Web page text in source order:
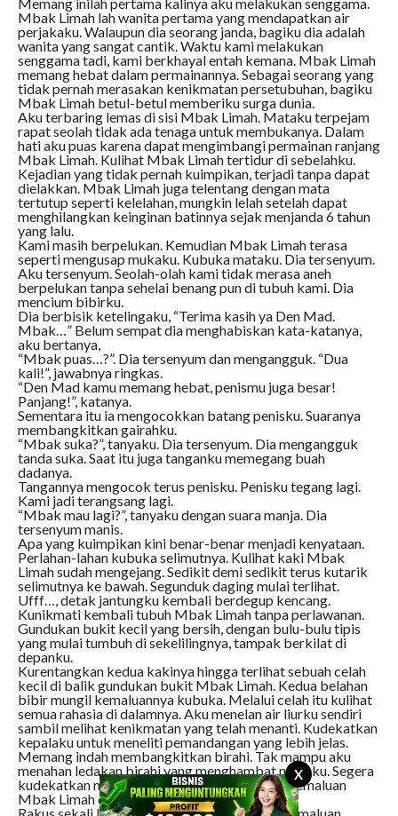
X
Mbak Limah lah wanita pertama yang mendapatkan air
perjakaku. Walaupun dia seorang janda, bagiku dia adalah
wanita yang sangat cantik. Waktu kami melakukan
senggama tadi, kami berkhayal entah kemana. Mbak Limah
memang hebat dalam permainannya. Sebagai seorang yang
tidak pernah merasakan kenikmatan persetubuhan, bagiku
Mbak Limah betul-betul memberiku surga dunia.
Aku terbaring lemas di sisi Mbak Limah. Mataku terpejam
rapat seolah tidak ada tenaga untuk membukanya. Dalam
hati aku puas karena dapat mengimbangi permainan ranjang
Mbak Limah. Kulihat Mbak Limah tertidur di sebelahku.
Kejadian yang tidak pernah kuimpikan, terjadi tanpa dapat
dielakkan. Mbak Limah juga telentang dengan mata
tertutup seperti kelelahan, mungkin lelah setelah dapat
menghilangkan keinginan batinnya sejak menjanda 6 tahun
yang lalu.
Kami masih berpelukan. Kemudian Mbak Limah terasa
seperti mengusap mukaku. Kubuka mataku. Dia tersenyum.
Aku tersenyum. Seolah-olah kami tidak merasa aneh
berpelukan tanpa sehelai benang pun di tubuh kami. Dia
mencium bibirku.
Dia berbisik ketelingaku, “Terima kasih ya Den Mad.
Mbak…” Belum sempat dia menghabiskan kata-katanya,
aku bertanya,
“Mbak puas…?”. Dia tersenyum dan mengangguk. “Dua
kali!”, jawabnya ringkas.
“Den Mad kamu memang hebat, penismu juga besar!
Panjang!”, katanya.
Sementara itu ia mengocokkan batang penisku. Suaranya
membangkitkan gairahku.
“Mbak suka?”, tanyaku. Dia tersenyum. Dia mengangguk
tanda suka. Saat itu juga tanganku memegang buah
dadanya.
Tangannya mengocok terus penisku. Penisku tegang lagi.
Kami jadi terangsang lagi.
“Mbak mau lagi?”, tanyaku dengan suara manja. Dia
tersenyum manis.
Apa yang kuimpikan kini benar-benar menjadi kenyataan.
Perlahan-lahan kubuka selimutnya. Kulihat kaki Mbak
Limah sudah mengejang. Sedikit demi sedikit terus kutarik
selimutnya ke bawah. Segunduk daging mulai terlihat.
Ufff…, detak jantungku kembali berdegup kencang.
Kunikmati kembali tubuh Mbak Limah tanpa perlawanan.
Gundukan bukit kecil yang bersih, dengan bulu-bulu tipis
yang mulai tumbuh di sekelilingnya, tampak berkilat di
depanku.
Kurentangkan kedua kakinya hingga terlihat sebuah celah
kecil di balik gundukan bukit Mbak Limah. Kedua belahan
bibir mungil kemaluannya kubuka. Melalui celah itu kulihat
semua rahasia di dalamnya. Aku menelan air liurku sendiri
sambil melihat kenikmatan yang telah menanti. Kudekatkan
kepalaku untuk meneliti pemandangan yang lebih jelas.
Memang indah membangkitkan birahi. Tak mampu aku
menahan ledakan birahi yang menghambat nafasku. Segera
kudekatkan mulutku sambil mengecup bibir kemaluan
Mbak Limah dengan bibir dan lidahku.